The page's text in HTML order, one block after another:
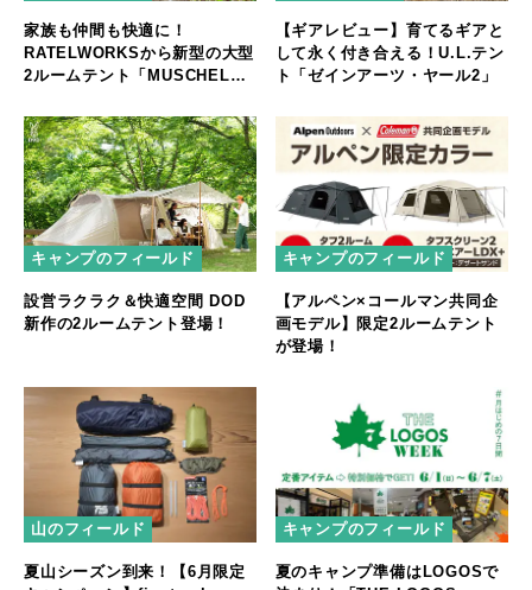
家族も仲間も快適に！
RATELWORKSから新型の大型
2ルームテント「MUSCHEL」
【ギアレビュー】育てるギアと
して永く付き合える！U.L.テン
ト「ゼインアーツ・ヤール2」
キャンプのフィールド
設営ラクラク＆快適空間 DOD
新作の2ルームテント登場！
キャンプのフィールド
【アルペン×コールマン共同企
画モデル】限定2ルームテント
が登場！
山のフィールド
夏山シーズン到来！【6月限定
キャンプのフィールド
夏のキャンプ準備はLOGOSで